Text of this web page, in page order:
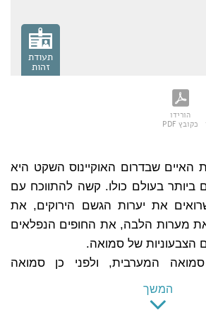
תעודת
זהות
ואנגלית
הורידו
כקובץ PDF
האיים שבדרום האוקיינוס השקט היא
ביותר בעולם כולו. קשה להתווכח עם
את יערות הגשם הירוקים, את
מערות הלבה, את החופים הנפלאים
הצבעוניות של סמואה.
המערבית, ולפני כן סמואה
סמואה האמריקאית, טריטוריה של
המשך